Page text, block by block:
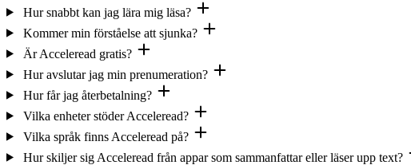
Hur snabbt kan jag lära mig läsa?
Kommer min förståelse att sjunka?
Är Acceleread gratis?
Hur avslutar jag min prenumeration?
Hur får jag återbetalning?
Vilka enheter stöder Acceleread?
Vilka språk finns Acceleread på?
Hur skiljer sig Acceleread från appar som sammanfattar eller läser upp text?